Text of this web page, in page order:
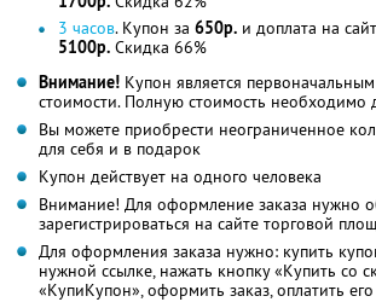
3 часов. Купон за 650р. и доплата на
5100р. Скидка 66%
Внимание! Купон является
стоимости. Полную стоимость необходимо
Вы можете приобрести неограниченное
для себя и в подарок
Купон действует на одного человека
Внимание! Для оформление заказа нужно
зарегистрироваться на сайте торговой
Для оформления заказа нужно: купить
нужной ссылке, нажать кнопку «Купить со
«КупиКупон», оформить заказ, оплатить